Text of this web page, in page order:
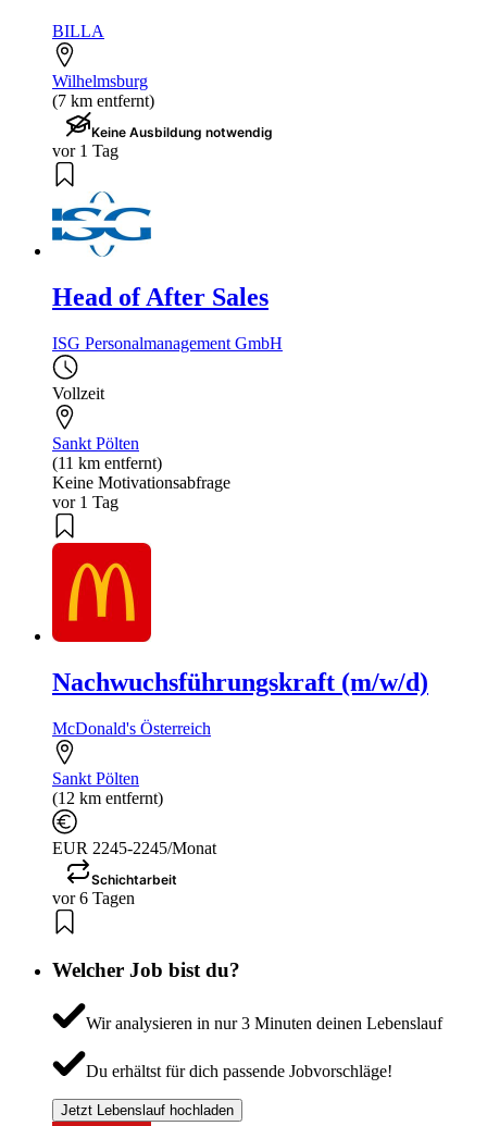
BILLA
Wilhelmsburg
(7 km entfernt)
Keine Ausbildung notwendig
vor 1 Tag
Head of After Sales
ISG Personalmanagement GmbH
Vollzeit
Sankt Pölten
(11 km entfernt)
Keine Motivationsabfrage
vor 1 Tag
Nachwuchsführungskraft (m/w/d)
McDonald's Österreich
Sankt Pölten
(12 km entfernt)
EUR 2245-2245/Monat
Schichtarbeit
vor 6 Tagen
Welcher Job bist du?
Wir analysieren in nur 3 Minuten deinen Lebenslauf
Du erhältst für dich passende Jobvorschläge!
Jetzt Lebenslauf hochladen